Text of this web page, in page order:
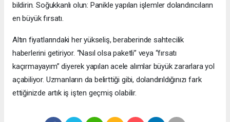
bildirin. Soğukkanlı olun: Panikle yapılan işlemler dolandırıcıların
en büyük fırsatı.
Altın fiyatlarındaki her yükseliş, beraberinde sahtecilik
haberlerini getiriyor. “Nasıl olsa paketli” veya “fırsatı
kaçırmayayım” diyerek yapılan acele alımlar büyük zararlara yol
açabiliyor. Uzmanların da belirttiği gibi, dolandırıldığınızı fark
ettiğinizde artık iş işten geçmiş olabilir.